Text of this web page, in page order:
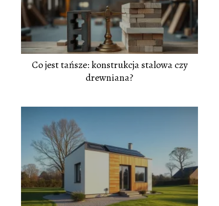
Co jest tańsze: konstrukcja stalowa czy
drewniana?